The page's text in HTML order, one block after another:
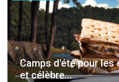
Camps d'été pour
et célèbre...